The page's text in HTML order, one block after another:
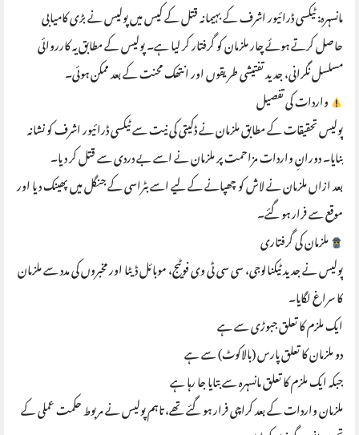
مانسہرہ: ٹیکسی ڈرائیور اشرف کے بہیمانہ قتل کے کیس میں پولیس نے بڑی کامیابی
حاصل کرتے ہوئے چار ملزمان کو گرفتار کر لیا ہے۔ پولیس کے مطابق یہ کارروائی
مسلسل نگرانی، جدید تفتیشی طریقوں اور انتھک محنت کے بعد ممکن ہوئی۔
واردات کی تفصیل
پولیس تحقیقات کے مطابق ملزمان نے ڈکیتی کی نیت سے ٹیکسی ڈرائیور اشرف کو نشانہ
بنایا۔ دورانِ واردات مزاحمت پر ملزمان نے اسے بے دردی سے قتل کر دیا۔
بعد ازاں ملزمان نے لاش کو چھپانے کے لیے اسے بٹراسی کے جنگل میں پھینک دیا اور
موقع سے فرار ہو گئے۔
ملزمان کی گرفتاری
پولیس نے جدید ٹیکنالوجی، سی سی ٹی وی فوٹیج، موبائل ڈیٹا اور مخبروں کی مدد سے ملزمان
کا سراغ لگایا۔
ایک ملزم کا تعلق جبوڑی سے ہے
دو ملزمان کا تعلق پارس (بالاکوٹ) سے ہے
جبکہ ایک ملزم کا تعلق مانسہرہ سے بتایا جا رہا ہے
ملزمان واردات کے بعد کراچی فرار ہو گئے تھے، تاہم پولیس نے مربوط حکمت عملی کے